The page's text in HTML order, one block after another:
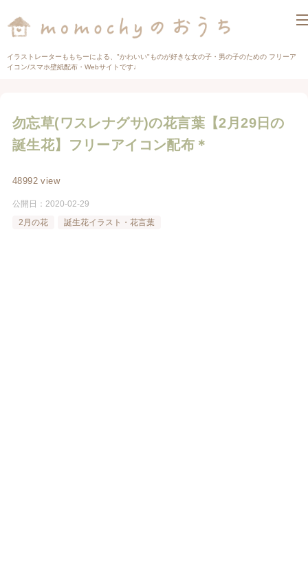
イラストレーターももちーによる、"かわいい"ものが好きな女の子・男の子のための フリーア
イコン/スマホ壁紙配布・Webサイトです♩
勿忘草(ワスレナグサ)の花言葉【2月29日の
誕生花】フリーアイコン配布＊
48992 view
公開日： 2020-02-29
2月の花
誕生花イラスト・花言葉